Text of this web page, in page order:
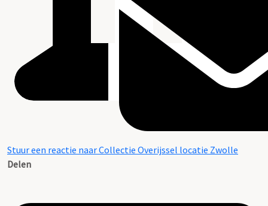
Stuur een reactie naar Collectie Overijssel locatie Zwolle
Delen